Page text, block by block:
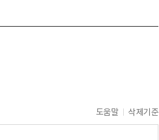
도움말 삭제기준